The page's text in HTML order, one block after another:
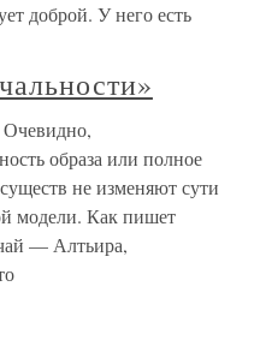
доброй. У него есть
Очевидно,
образа или полное
не изменяют сути
модели. Как пишет
— Алтьира,